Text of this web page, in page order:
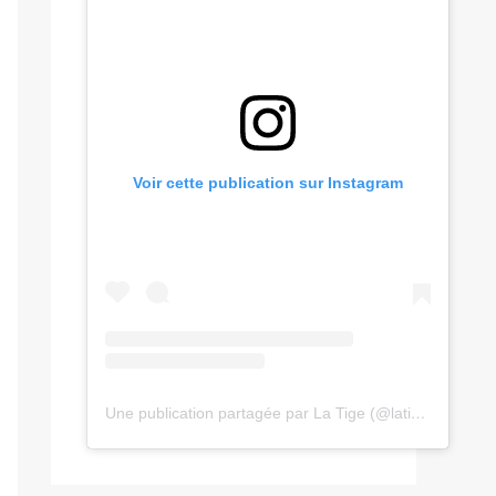
Voir cette publication sur Instagram
Une publication partagée par La Tige (@latige.fr)